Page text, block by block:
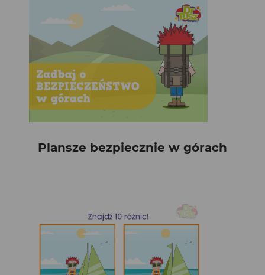
Plansze bezpiecznie w górach